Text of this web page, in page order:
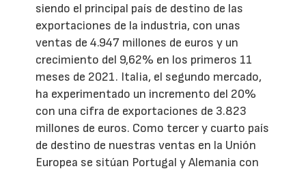
siendo el principal país de destino de las
exportaciones de la industria, con unas
ventas de 4.947 millones de euros y un
crecimiento del 9,62% en los primeros 11
meses de 2021. Italia, el segundo mercado,
ha experimentado un incremento del 20%
con una cifra de exportaciones de 3.823
millones de euros. Como tercer y cuarto país
de destino de nuestras ventas en la Unión
Europea se sitúan Portugal y Alemania con